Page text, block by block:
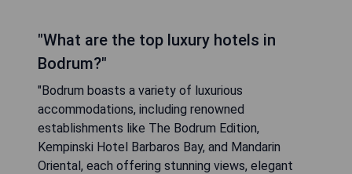
"What are the top luxury hotels in
Bodrum?"
"Bodrum boasts a variety of luxurious
accommodations, including renowned
establishments like The Bodrum Edition,
Kempinski Hotel Barbaros Bay, and Mandarin
Oriental, each offering stunning views, elegant